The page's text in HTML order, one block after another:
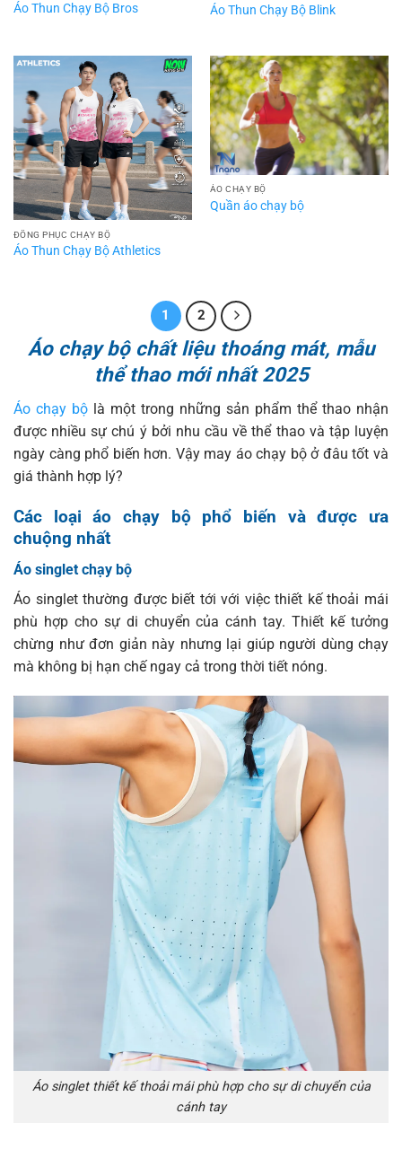
Áo Thun Chạy Bộ Bros Áo Thun Chạy Bộ Blink
ĐỒNG PHỤC CHẠY BỘ
Áo Thun Chạy Bộ Athletics
ÁO CHẠY BỘ
Quần áo chạy bộ
1 2
Áo chạy bộ chất liệu thoáng mát, mẫu
thể thao mới nhất 2025
Áo chạy bộ là một trong những sản phẩm thể thao nhận
được nhiều sự chú ý bởi nhu cầu về thể thao và tập luyện
ngày càng phổ biến hơn. Vậy may áo chạy bộ ở đâu tốt và
giá thành hợp lý?
Các loại áo chạy bộ phổ biến và được ưa
chuộng nhất
Áo singlet chạy bộ
Áo singlet thường được biết tới với việc thiết kế thoải mái
phù hợp cho sự di chuyển của cánh tay. Thiết kế tưởng
chừng như đơn giản này nhưng lại giúp người dùng chạy
mà không bị hạn chế ngay cả trong thời tiết nóng.
Áo singlet thiết kế thoải mái phù hợp cho sự di chuyển của
cánh tay